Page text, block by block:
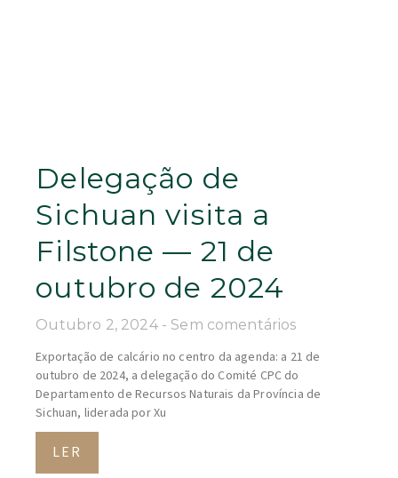
Delegação de
Sichuan visita a
Filstone — 21 de
outubro de 2024
Outubro 2, 2024 Sem comentários
Exportação de calcário no centro da agenda: a 21 de
outubro de 2024, a delegação do Comité CPC do
Departamento de Recursos Naturais da Província de
Sichuan, liderada por Xu
LER